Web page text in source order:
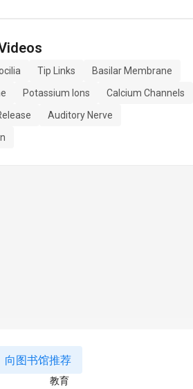
Tip Links
Basilar Membrane
Potassium Ions
Calcium Channels
Auditory Nerve
向图书馆推荐
教育